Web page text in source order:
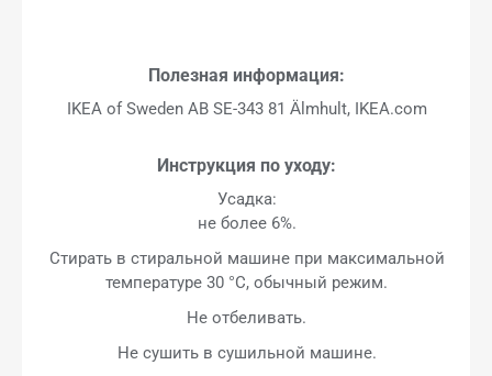
Полезная информация:
IKEA of Sweden AB SE-343 81 Älmhult, IKEA.com
Инструкция по уходу:
Усадка:
не более 6%.
Стирать в стиральной машине при максимальной
температуре 30 °C, обычный режим.
Не отбеливать.
Не сушить в сушильной машине.